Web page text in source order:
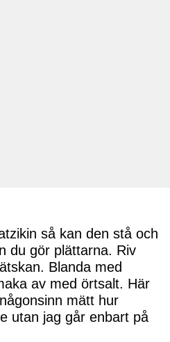
så kan den stå och
du gör plättarna. Riv
Blanda med
av med örtsalt. Här
mätt hur
utan jag går enbart på